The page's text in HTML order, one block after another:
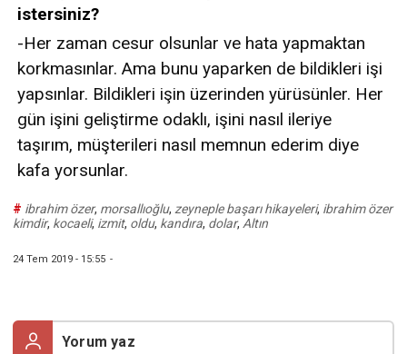
istersiniz?
-Her zaman cesur olsunlar ve hata yapmaktan
korkmasınlar. Ama bunu yaparken de bildikleri işi
yapsınlar. Bildikleri işin üzerinden yürüsünler. Her
gün işini geliştirme odaklı, işini nasıl ileriye
taşırım, müşterileri nasıl memnun ederim diye
kafa yorsunlar.
# ibrahim özer, morsallıoğlu, zeyneple başarı hikayeleri, ibrahim özer
kimdir, kocaeli, izmit, oldu, kandıra, dolar, Altın
24 Tem 2019 - 15:55 -